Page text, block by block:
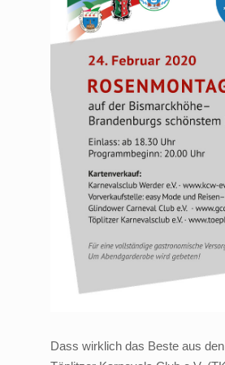
Dass wirklich das Beste aus